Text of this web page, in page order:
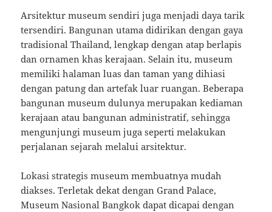
Arsitektur museum sendiri juga menjadi daya tarik
tersendiri. Bangunan utama didirikan dengan gaya
tradisional Thailand, lengkap dengan atap berlapis
dan ornamen khas kerajaan. Selain itu, museum
memiliki halaman luas dan taman yang dihiasi
dengan patung dan artefak luar ruangan. Beberapa
bangunan museum dulunya merupakan kediaman
kerajaan atau bangunan administratif, sehingga
mengunjungi museum juga seperti melakukan
perjalanan sejarah melalui arsitektur.
Lokasi strategis museum membuatnya mudah
diakses. Terletak dekat dengan Grand Palace,
Museum Nasional Bangkok dapat dicapai dengan